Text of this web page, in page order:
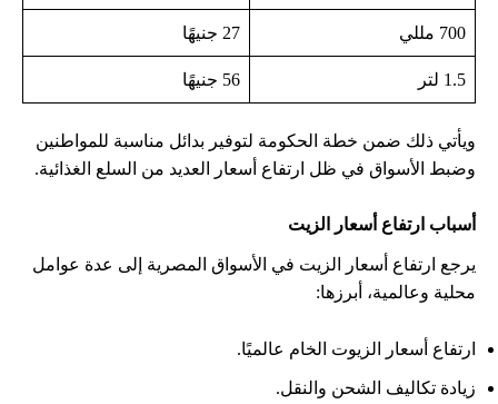
700 مللي 27 جنيهًا
1.5 لتر 56 جنيهًا
ويأتي ذلك ضمن خطة الحكومة لتوفير بدائل مناسبة للمواطنين
وضبط الأسواق في ظل ارتفاع أسعار العديد من السلع الغذائية.
أسباب ارتفاع أسعار الزيت
يرجع ارتفاع أسعار الزيت في الأسواق المصرية إلى عدة عوامل
محلية وعالمية، أبرزها:
ارتفاع أسعار الزيوت الخام عالميًا.
زيادة تكاليف الشحن والنقل.